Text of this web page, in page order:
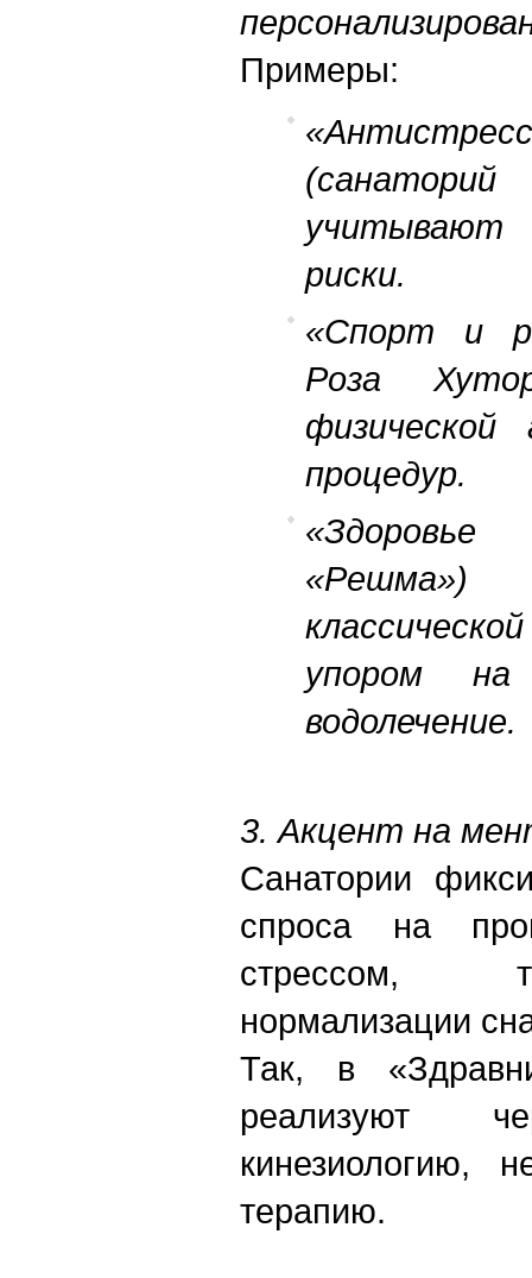
Примеры:
учитывают
риски.
«Спорт и
Роза
процедур.
«Решма»)
упором
водолечение.
3. Акцент на
Санатории
спроса на
стрессом,
нормализации
Так, в
реализуют
кинезиологию,
терапию.